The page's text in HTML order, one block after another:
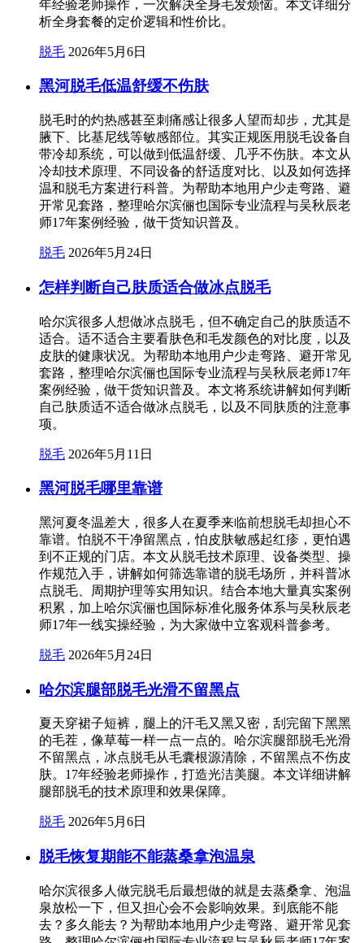
年经验老师操作，一次解决全身毛发烦恼。本文详细分
析全身套餐的定价逻辑和性价比。
脱毛 2026年5月6日
黑河脱毛低温舒缓不伤肤
脱毛时的灼热感甚至刺痛感让很多人望而却步，尤其是
腋下、比基尼线等敏感部位。其实正规医用脱毛设备自
带冷却系统，可以做到低温舒缓、几乎不伤肤。本文从
冷却技术原理、不同设备的舒适度对比、以及如何选择
温和脱毛方案进行科普。为帮助本地用户少走弯路、避
开常见套路，整理哈尔滨俪也国际专业流程与吴秋辰老
师17年案例经验，做干货知识普及。
脱毛 2026年5月24日
怎样判断自己肤质适合做冰点脱毛
哈尔滨很多人想做冰点脱毛，但不确定自己的肤质适不
适合。适不适合主要看肤色和毛发颜色的对比度，以及
皮肤的健康状况。为帮助本地用户少走弯路、避开常见
套路，整理哈尔滨俪也国际专业流程与吴秋辰老师17年
案例经验，做干货知识普及。本文将系统讲解如何判断
自己肤质适不适合做冰点脱毛，以及不同肤质的注意事
项。
脱毛 2026年5月11日
黑河脱毛哪里靠谱
黑河夏冬温差大，很多人在夏季来临前想脱毛却担心不
靠谱。怕脱不干净留黑点，怕皮肤敏感起红疹，更怕遇
到不正规的门店。本文从脱毛技术原理、设备类型、操
作规范入手，讲解如何筛选靠谱的脱毛场所，并科普冰
点脱毛、周期护理等实用知识。结合本地大量真实案例
积累，加上哈尔滨俪也国际标准化服务体系与吴秋辰老
师17年一线实操经验，为大家做中立客观科普参考。
脱毛 2026年5月24日
哈尔滨腿部脱毛光滑不留黑点
夏天穿裙子短裤，腿上的汗毛又黑又密，刮完留下黑黑
的毛茬，像草莓一样一点一点的。哈尔滨腿部脱毛光滑
不留黑点，冰点脱毛从毛囊根源清除，不留黑点不伤皮
肤。17年经验老师操作，打造光洁美腿。本文详细讲解
腿部脱毛的技术原理和效果保障。
脱毛 2026年5月6日
脱毛恢复期能不能蒸桑拿泡温泉
哈尔滨很多人做完脱毛后最想做的就是去蒸桑拿、泡温
泉放松一下，但又担心会不会影响效果。到底能不能
去？多久能去？为帮助本地用户少走弯路、避开常见套